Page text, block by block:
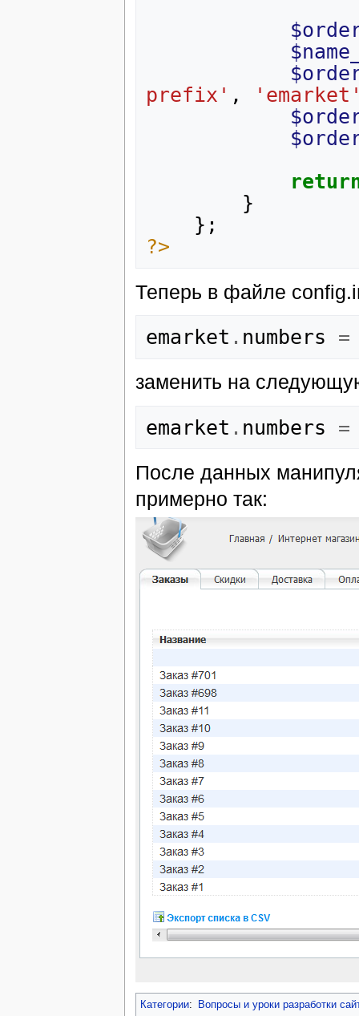
prefix' ,
}
};
?>
Теперь в файле
emarket . numbers =
заменить на
emarket . numbers =
После данных
примерно так:
Категории: Вопросы и уроки разработки